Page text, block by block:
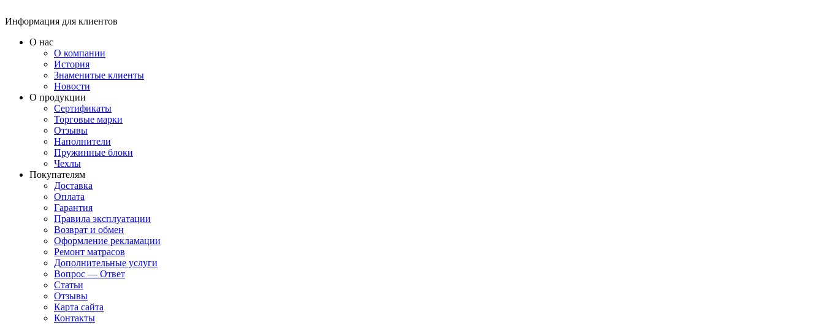
Информация для клиентов
О нас
О компании
История
Знаменитые клиенты
Новости
О продукции
Сертификаты
Торговые марки
Отзывы
Наполнители
Пружинные блоки
Чехлы
Покупателям
Доставка
Оплата
Гарантия
Правила эксплуатации
Возврат и обмен
Оформление рекламации
Ремонт матрасов
Дополнительные услуги
Вопрос — Ответ
Статьи
Отзывы
Карта сайта
Контакты